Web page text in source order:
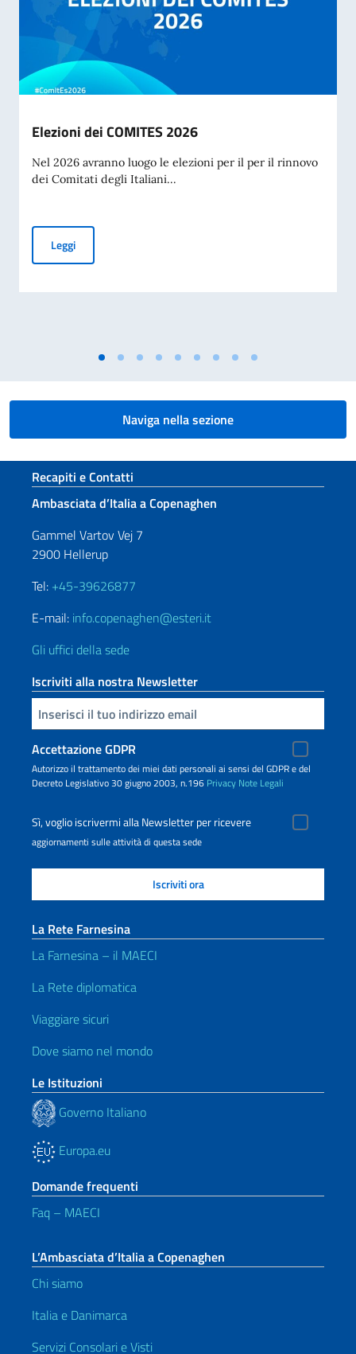
Elezioni dei COMITES 2026
Nel 2026 avranno luogo le elezioni per il per il rinnovo
dei Comitati degli Italiani...
LeggiElezioni dei COMITES 2026
Naviga nella sezione
Sezione footer
Recapiti e Contatti
Ambasciata d’Italia a Copenaghen
Gammel Vartov Vej 7
2900 Hellerup
Tel: +45-39626877
E-mail: info.copenaghen@esteri.it
Gli uffici della sede
Iscriviti alla nostra Newsletter
Inserisci la tua email
Accettazione GDPR
Autorizzo il trattamento dei miei dati personali ai sensi del GDPR e del
Decreto Legislativo 30 giugno 2003, n.196 Privacy Note Legali
Sì, voglio iscrivermi alla Newsletter per ricevere
aggiornamenti sulle attività di questa sede
La Rete Farnesina
La Farnesina – il MAECI
La Rete diplomatica
Viaggiare sicuri
Dove siamo nel mondo
Le Istituzioni
Governo Italiano
Europa.eu
Domande frequenti
Faq – MAECI
L’Ambasciata d’Italia a Copenaghen
Chi siamo
Italia e Danimarca
Servizi Consolari e Visti